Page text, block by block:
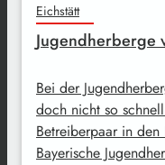
Eichstätt
Jugendherberge
Bei der
doch nicht so
Betreiberpaar in
Bayerische